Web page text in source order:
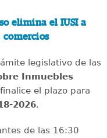
elimina el IUSI a
comercios
legislativo de las
Inmuebles
el plazo para
2026.
de las 16:30